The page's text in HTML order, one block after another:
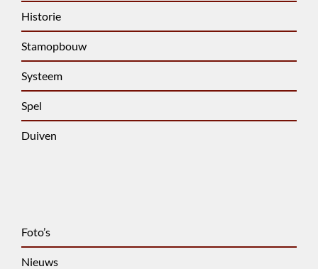
Historie
Stamopbouw
Systeem
Spel
Duiven
Foto’s
Nieuws